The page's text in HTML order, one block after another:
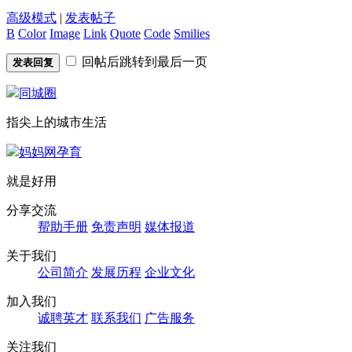
高级模式 | 发表帖子
B Color Image Link Quote Code Smilies
发表回复 回帖后跳转到最后一页
同城圈
指尖上的城市生活
妈妈网孕育
就是好用
分享交流
帮助手册 免责声明 媒体报道
关于我们
公司简介 发展历程 企业文化
加入我们
诚聘英才 联系我们 广告服务
关注我们